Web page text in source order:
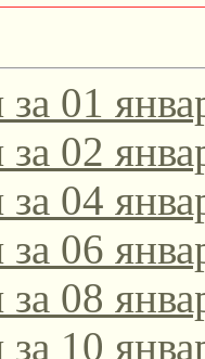
01
02
04
06
08
10